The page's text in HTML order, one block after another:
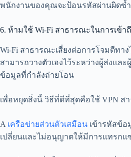
พนักงานของคุณจะป้อนรหัสผ่านผิดซ้ำ
6. ห้ามใช้ Wi-Fi สาธารณะในการเข้า
Wi-Fi สาธารณะเสี่ยงต่อการโจมตีทาง
สามารถวางตัวเองไว้ระหว่างผู้ส่งและ
ข้อมูลที่กำลังถ่ายโอน
เพื่อหยุดสิ่งนี้ วิธีที่ดีที่สุดคือใช้ VPN ส
A เครือข่ายส่วนตัวเสมือน เข้ารหัสข้
เปลี่ยนและไม่อนุญาตให้มีการแทรกแ